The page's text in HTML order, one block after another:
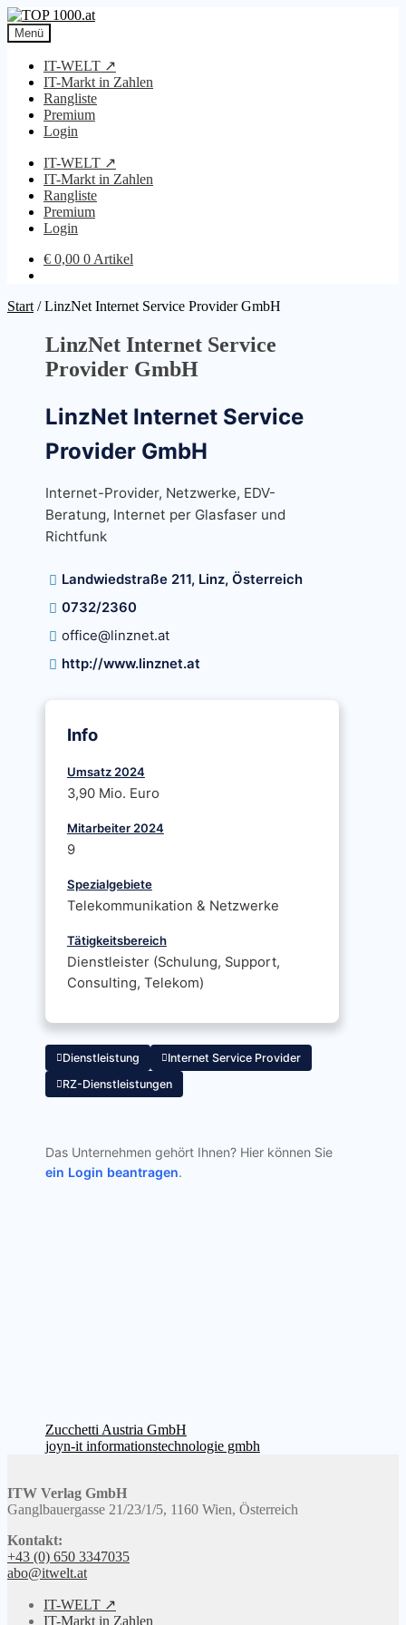
Zur
Navigation
springen
Zum
Inhalt
springen
Menü
IT-WELT ↗
IT-Markt in Zahlen
Rangliste
Premium
Login
IT-WELT ↗
IT-Markt in Zahlen
Rangliste
Premium
Login
€ 0,00 0 Artikel
Start /LinzNet Internet Service Provider GmbH
LinzNet Internet Service
Provider GmbH
LinzNet Internet Service
Provider GmbH
Internet-Provider, Netzwerke, EDV-
Beratung, Internet per Glasfaser und
Richtfunk
Landwiedstraße 211, Linz, Österreich
0732/2360
office@linznet.at
http://www.linznet.at
Info
Umsatz 2024
3,90 Mio. Euro
Mitarbeiter 2024
9
Spezialgebiete
Telekommunikation & Netzwerke
Tätigkeitsbereich
Dienstleister (Schulung, Support,
Consulting, Telekom)
Dienstleistung
Internet Service Provider
RZ-Dienstleistungen
Das Unternehmen gehört Ihnen? Hier können Sie
ein Login beantragen.
Beitragsnavigation
Vorheriger
Beitrag:
Zucchetti Austria GmbH
Nächster
joyn-it informationstechnologie gmbh
ITW Verlag GmbH
Ganglbauergasse 21/23/1/5, 1160 Wien, Österreich
Kontakt:
+43 (0) 650 3347035
abo@itwelt.at
IT-WELT ↗
IT-Markt in Zahlen